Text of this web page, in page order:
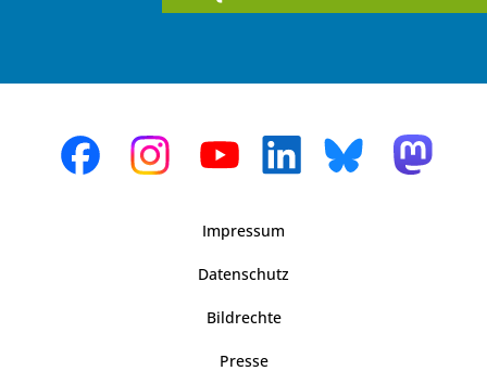
Impressum
Datenschutz
Bildrechte
Presse